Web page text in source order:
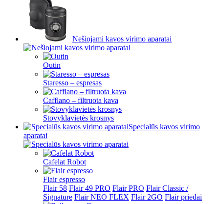
Nešiojami kavos virimo aparatai
Outin
Staresso – espresas
Cafflano – filtruota kava
Stovyklavietės krosnys
Specialūs kavos virimo
aparatai
Cafelat Robot
Flair espresso
Flair 58 Flair 49 PRO Flair PRO Flair Classic /
Signature Flair NEO FLEX Flair 2GO Flair priedai